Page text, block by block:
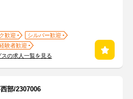
歓迎
シルバー歓迎
験者歓迎
の求人一覧を見る
部/2307006